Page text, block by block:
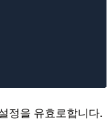
정을 유효로합니다.